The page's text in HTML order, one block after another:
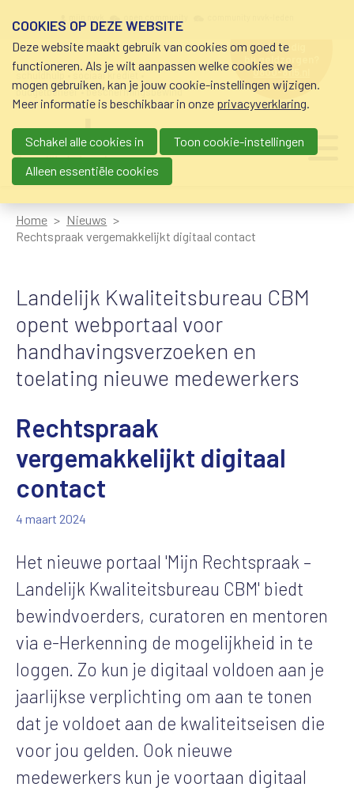
schuldhulp • sociaal krediet •
budgetbeheer • beschermingsbewind
hulp nodig
bij geldzorgen?
0800-8115.nl
Main navigation
Home
Nieuws
Rechtspraak vergemakkelijkt digitaal contact
Landelijk Kwaliteitsbureau CBM
opent webportaal voor
handhavingsverzoeken en
toelating nieuwe medewerkers
Rechtspraak
vergemakkelijkt digitaal
contact
4 maart 2024
Het nieuwe portaal 'Mijn Rechtspraak –
Landelijk Kwaliteitsbureau CBM' biedt
bewindvoerders, curatoren en mentoren
via e-Herkenning de mogelijkheid in te
loggen. Zo kun je digitaal voldoen aan je
jaarlijkse verplichting om aan te tonen
dat je voldoet aan de kwaliteitseisen die
voor jou gelden. Ook nieuwe
medewerkers kun je voortaan digitaal
COOKIES OP DEZE WEBSITE
Deze website maakt gebruik van cookies om goed te
functioneren. Als je wilt aanpassen welke cookies we
mogen gebruiken, kan je jouw cookie-instellingen wijzigen.
Meer informatie is beschikbaar in onze privacyverklaring.
Schakel alle cookies in
Toon cookie-instellingen
Alleen essentiële cookies